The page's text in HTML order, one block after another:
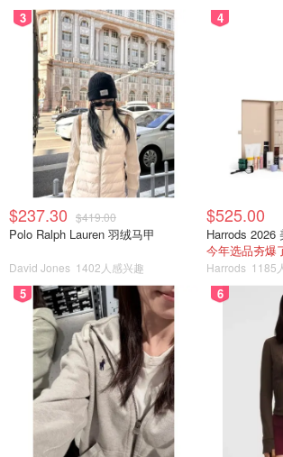
3
$237.30 $419.00
Polo Ralph Lauren 羽绒马甲
David Jones 1402人感兴趣
4
$525.00
Harrods 2026
今年选品夯爆
Harrods 1185
5 6